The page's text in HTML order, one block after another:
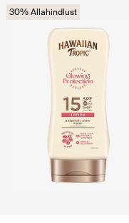
30% Allahindlust